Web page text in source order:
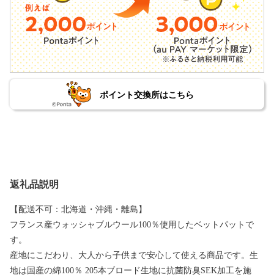
ポイント交換所はこちら
返礼品説明
【配送不可：北海道・沖縄・離島】
フランス産ウォッシャブルウール100％使用したベットパットで
す。
産地にこだわり、大人から子供まで安心して使える商品です。生
地は国産の綿100％ 205本ブロード生地に抗菌防臭SEK加工を施